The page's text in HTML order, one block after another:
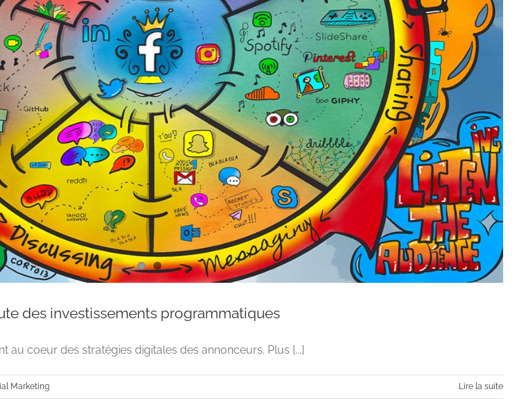
des investissements programmatiques
au coeur des stratégies digitales des annonceurs. Plus [...]
Marketing Lire la suite